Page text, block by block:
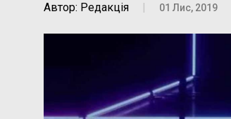
Автор: Редакція 01 Лис, 2019